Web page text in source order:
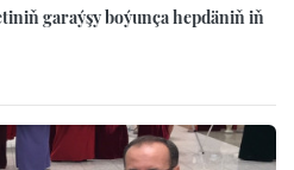
garaýşy boýunça hepdäniň iň